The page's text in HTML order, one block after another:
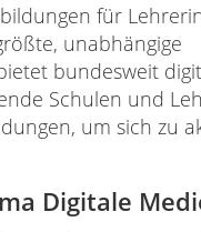
für
unabhängige
bundesweit
Schulen und
um sich zu
Digitale